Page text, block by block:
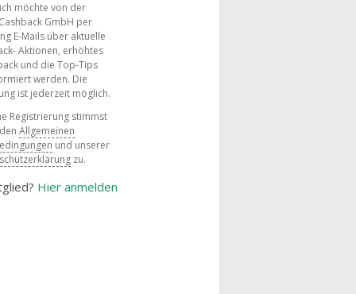
ich möchte von der
GmbH per
E-Mails über aktuelle
Aktionen, erhöhtes
und die Top-Tips
werden. Die
ist jederzeit möglich.
Registrierung stimmst
Allgemeinen
und unserer
zu.
Hier anmelden